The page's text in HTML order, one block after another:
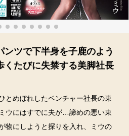
ツで下半身を子鹿のよう
くたびに失禁する美脚社長
とめぼれしたベンチャー社長の東
ウにはすでに夫が…諦めの悪い東
物にしようと探りを入れ、ミウの